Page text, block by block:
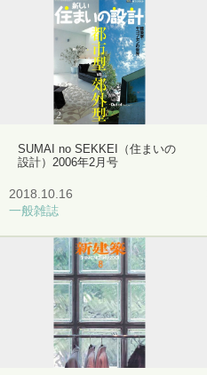
SUMAI no SEKKEI（住まいの
設計）2006年2月号
2018.10.16
一般雑誌